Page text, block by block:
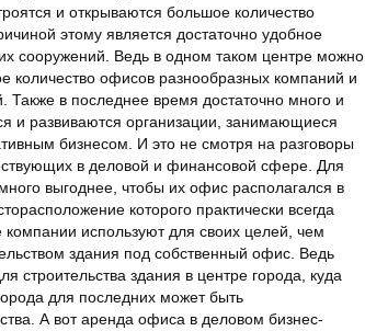
и открываются большое количество
этому является достаточно удобное
сооружений. Ведь в одном таком центре можно
количество офисов разнообразных компаний и
Также в последнее время достаточно много и
и развиваются организации, занимающиеся
бизнесом. И это не смотря на разговоры
в деловой и финансовой сфере. Для
выгоднее, чтобы их офис располагался в
которого практически всегда
компании используют для своих целей, чем
здания под собственный офис. Ведь
здания в центре города, куда
для последних может быть
А вот аренда офиса в деловом бизнес-